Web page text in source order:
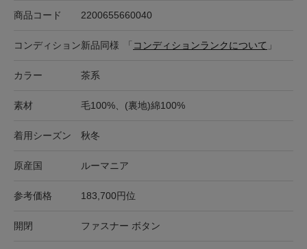
商品コード 2200655660040
コンディション新品同様 「 コンディションランクについて 」
カラー 茶系
素材 毛100%、(裏地)綿100%
着用シーズン 秋冬
原産国 ルーマニア
参考価格 183,700円位
開閉 ファスナー ボタン